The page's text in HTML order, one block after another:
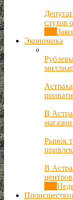
слухов
Экономика
В
Рынок
В
центров